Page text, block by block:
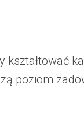
poziom